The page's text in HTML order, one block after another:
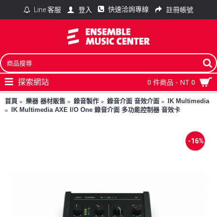
Line 客服 登入 快速洽詢專線 註冊帳號
0 件商品 - NT 0
探索網站
首頁 樂器 器材販售 錄音製作 錄音介面 音效介面
IK Multimedia
IK Multimedia AXE I/O One 錄音介面 多功能控制器 音效卡
-16%